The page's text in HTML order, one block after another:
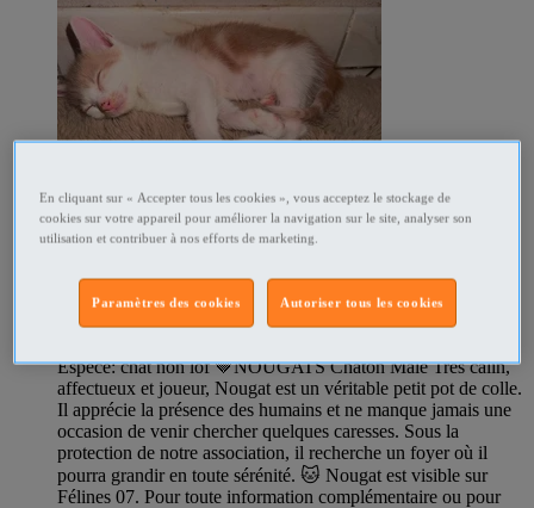
Chat NOUGATS à l adoption
Espèce: chat non lof 🤎NOUGATS Chaton Mâle Très câlin,
affectueux et joueur, Nougat est un véritable petit pot de colle.
Il apprécie la présence des humains et ne manque jamais une
occasion de venir chercher quelques caresses. Sous la
protection de notre association, il recherche un foyer où il
pourra grandir en toute sérénité. 🐱 Nougat est visible sur
Félines 07. Pour toute information complémentaire ou pour
En cliquant sur « Accepter tous les cookies », vous acceptez le stockage de
cookies sur votre appareil pour améliorer la navigation sur le site, analyser son
utilisation et contribuer à nos efforts de marketing.
Autoriser tous les cookies
Paramètres des cookies